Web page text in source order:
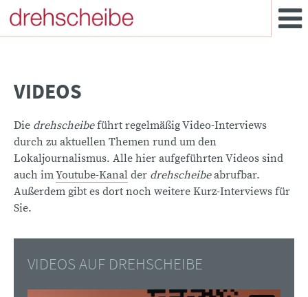
VIDEOS
Die drehscheibeführt regelmäßig Video-Interviews
durch zu aktuellen Themen rund um den
Lokaljournalismus. Alle hier aufgeführten Videos sind
auch imYoutube-Kanal der drehscheibeabrufbar.
Außerdem gibt es dort noch weitere Kurz-Interviews für
Sie.
VIDEOS AUF DREHSCHEIBE